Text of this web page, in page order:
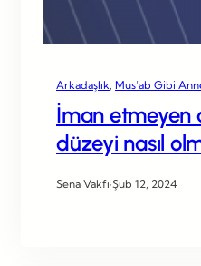
Arkadaşlık Mus’ab Gibi
İman etmeyen
düzeyi nasıl
Sena Vakfı·Şub 12, 2024